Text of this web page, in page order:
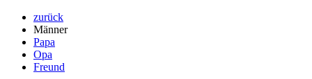
zurück
Männer
Papa
Opa
Freund